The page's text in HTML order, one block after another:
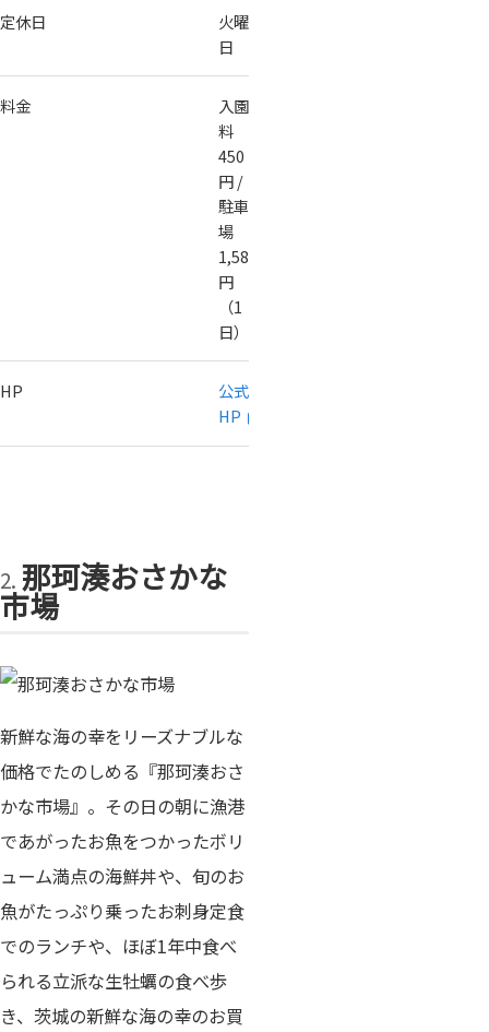
定休日
火曜
日
料金
入園
料
450
円 /
駐車
場
1,580
円
（1
日）
HP
公式
HP
那珂湊おさかな
市場
新鮮な海の幸をリーズナブルな
価格でたのしめる『那珂湊おさ
かな市場』。その日の朝に漁港
であがったお魚をつかったボリ
ューム満点の海鮮丼や、旬のお
魚がたっぷり乗ったお刺身定食
でのランチや、ほぼ1年中食べ
られる立派な生牡蠣の食べ歩
き、茨城の新鮮な海の幸のお買